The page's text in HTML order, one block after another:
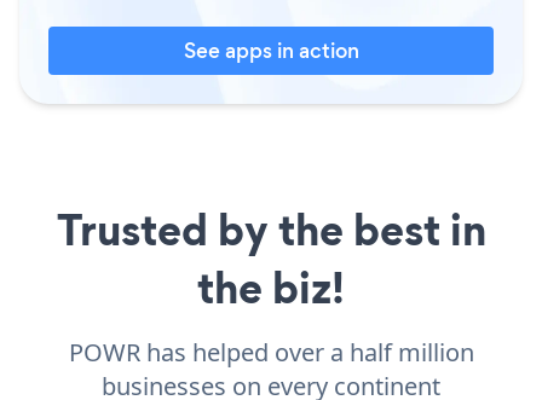
See apps in action
Trusted by the best in
the biz!
POWR has helped over a half million
businesses on every continent